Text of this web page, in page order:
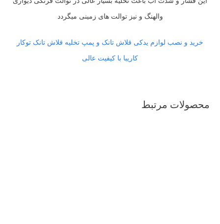
والهنگ و نیز توالت های زمینی میگردد
خرید و نصب لوازم یدکی فلاش تانک و پمپ تخلیه فلاش تانک توکار
کاریبا با کیفیت عالی
محصولات مرتبط